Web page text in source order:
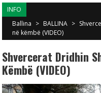
INFO
Ballina > BALLINA >
në këmbë (VIDEO)
Shvercerat Dridhin
Këmbë (VIDEO)